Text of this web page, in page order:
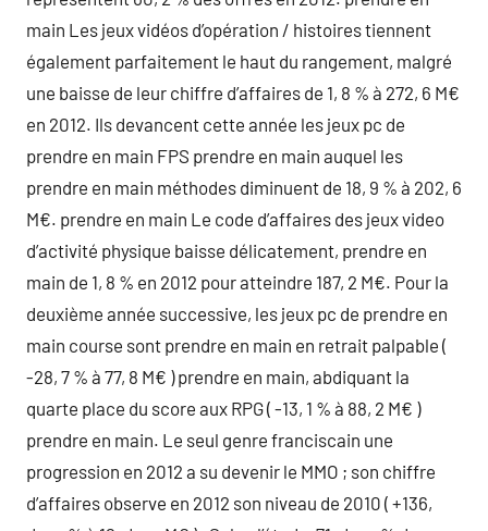
main Les jeux vidéos d’opération / histoires tiennent
également parfaitement le haut du rangement, malgré
une baisse de leur chiffre d’affaires de 1, 8 % à 272, 6 M€
en 2012. Ils devancent cette année les jeux pc de
prendre en main FPS prendre en main auquel les
prendre en main méthodes diminuent de 18, 9 % à 202, 6
M€. prendre en main Le code d’affaires des jeux video
d’activité physique baisse délicatement, prendre en
main de 1, 8 % en 2012 pour atteindre 187, 2 M€. Pour la
deuxième année successive, les jeux pc de prendre en
main course sont prendre en main en retrait palpable (
-28, 7 % à 77, 8 M€ ) prendre en main, abdiquant la
quarte place du score aux RPG ( -13, 1 % à 88, 2 M€ )
prendre en main. Le seul genre franciscain une
progression en 2012 a su devenir le MMO ; son chiffre
d’affaires observe en 2012 son niveau de 2010 ( +136,